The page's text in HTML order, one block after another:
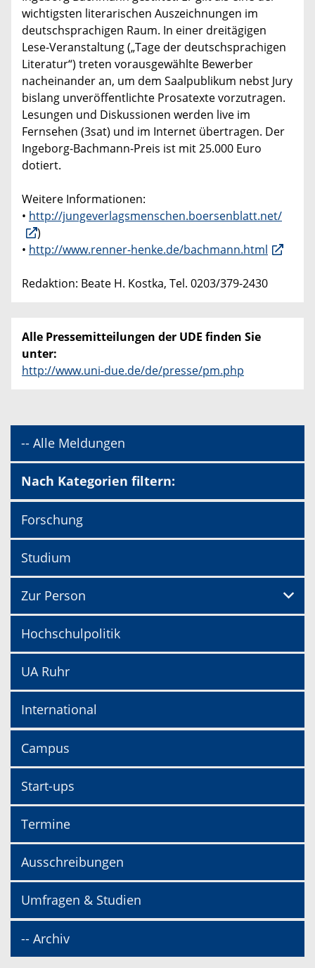
wichtigsten literarischen Auszeichnungen im
deutschsprachigen Raum. In einer dreitägigen
Lese-Veranstaltung („Tage der deutschsprachigen
Literatur“) treten vorausgewählte Bewerber
nacheinander an, um dem Saalpublikum nebst Jury
bislang unveröffentlichte Prosatexte vorzutragen.
Lesungen und Diskussionen werden live im
Fernsehen (3sat) und im Internet übertragen. Der
Ingeborg-Bachmann-Preis ist mit 25.000 Euro
dotiert.
Weitere Informationen:
• http://jungeverlagsmenschen.boersenblatt.net/
)
• http://www.renner-henke.de/bachmann.html
Redaktion: Beate H. Kostka, Tel. 0203/379-2430
Alle Pressemitteilungen der UDE finden Sie
unter:
http://www.uni-due.de/de/presse/pm.php
-- Alle Meldungen
Nach Kategorien filtern:
Forschung
Studium
Zur Person
Hochschulpolitik
UA Ruhr
International
Campus
Start-ups
Termine
Ausschreibungen
Umfragen & Studien
-- Archiv